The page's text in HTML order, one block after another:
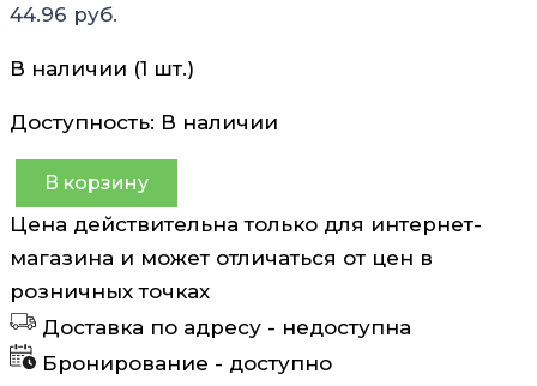
44.96 руб.
В наличии (1 шт.)
Доступность: В наличии
Количество
товара
Презервативы
сверхтонкие,
с
дополнительной
В корзину
Цена действительна только для интернет-
магазина и может отличаться от цен в
розничных точках
Доставка по адресу - недоступна
Бронирование - доступно